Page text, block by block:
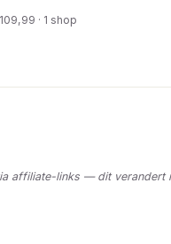
· 1 shop
affiliate-links — dit verandert